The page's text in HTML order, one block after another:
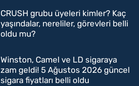
CRUSH grubu üyeleri kimler? Kaç
yaşındalar, nereliler, görevleri belli
oldu mu?
Winston, Camel ve LD sigaraya
zam geldi! 5 Ağustos 2026 güncel
sigara fiyatları belli oldu